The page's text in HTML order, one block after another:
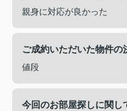
親身に対応が良かった
ご成約いただいた物件の
値段
今回のお部屋探しに関し